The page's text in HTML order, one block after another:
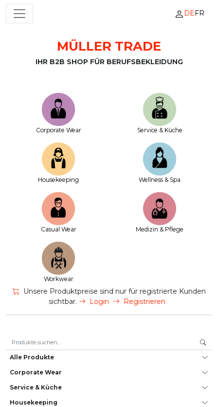
Zum Inhalt springen
HAUPTNAVIGATION DEFR
MÜLLER TRADE
IHR B2B SHOP FÜR BERUFSBEKLEIDUNG
Corporate Wear Service & Küche
House­keeping Wellness & Spa
Casual Wear Medizin & Pflege
Workwear
Unsere Produktpreise sind nur für registrierte Kunden
sichtbar.
Login Registrieren
Alle Produkte
Corporate Wear
Service & Küche
House­keeping